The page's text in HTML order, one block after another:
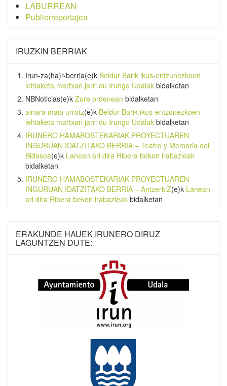
LABURREAN
Publierreportajea
IRUZKIN BERRIAK
Irun-za(ha)r-berria(e)k Beldur Barik ikus-entzunezkoen
lehiaketa martxan jarri du Irungo Udalak bidalketan
NBNoticias(e)k Zure ordenean bidalketan
ainara maia urrotz(e)k Beldur Barik ikus-entzunezkoen
lehiaketa martxan jarri du Irungo Udalak bidalketan
IRUNERO HAMABOSTEKARIAK PROYECTUAREN
INGURUAN IDATZITAKO BERRIA – Teatro y Memoria del
Bidasoa(e)k Lanean ari dira Ribera beken irabazleak
bidalketan
IRUNERO HAMABOSTEKARIAK PROYECTUAREN
INGURUAN IDATZITAKO BERRIA – AntzerkiZ(e)k Lanean
ari dira Ribera beken irabazleak bidalketan
ERAKUNDE HAUEK IRUNERO DIRUZ
LAGUNTZEN DUTE: